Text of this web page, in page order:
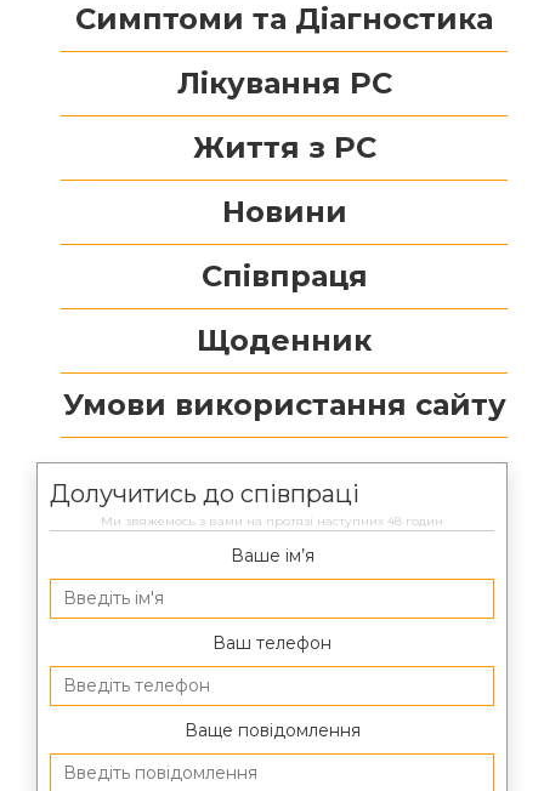
Симптоми та Діагностика
Лікування РС
Життя з РС
Новини
Співпраця
Щоденник
Умови використання сайту
Долучитись до співпраці
Ми звяжемось з вами на протязі наступних 48 годин
Ваше ім’я
Ваш телефон
Ваще повідомлення